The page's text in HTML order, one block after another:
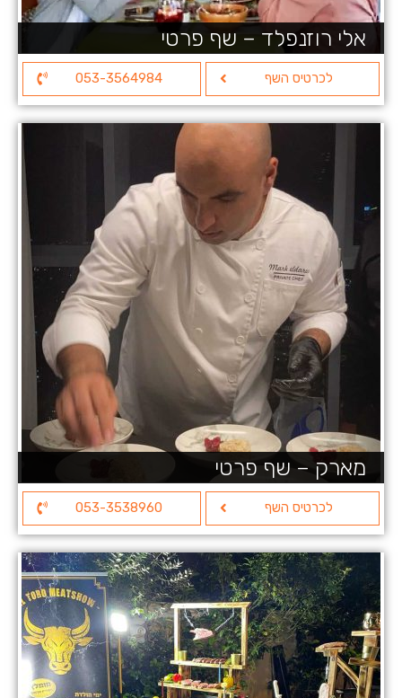
אלי רוזנפלד – שף פרטי
לכרטיס השף 053-3564984
מארק – שף פרטי
לכרטיס השף 053-3538960